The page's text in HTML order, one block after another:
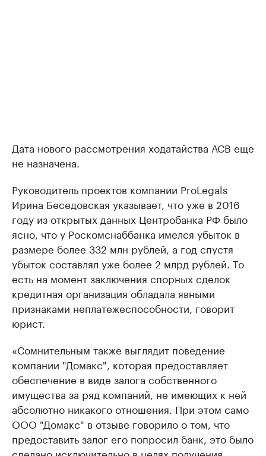
Дата нового рассмотрения ходатайства АСВ еще
не назначена.
Руководитель проектов компании ProLegals
Ирина Беседовская указывает, что уже в 2016
году из открытых данных Центробанка РФ было
ясно, что у Роскомснаббанка имелся убыток в
размере более 332 млн рублей, а год спустя
убыток составлял уже более 2 млрд рублей. То
есть на момент заключения спорных сделок
кредитная организация обладала явными
признаками неплатежеспособности, говорит
юрист.
«Сомнительным также выглядит поведение
компании "Домакс", которая предоставляет
обеспечение в виде залога собственного
имущества за ряд компаний, не имеющих к ней
абсолютно никакого отношения. При этом само
ООО "Домакс" в отзыве говорило о том, что
предоставить залог его попросил банк, это было